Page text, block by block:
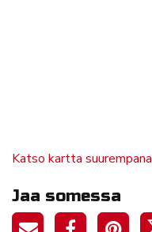
Katso kartta suurempana
Jaa somessa